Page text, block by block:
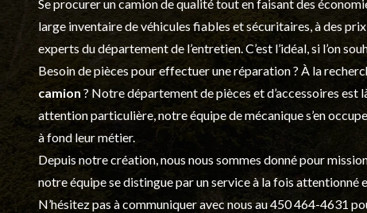
Se procurer un camion de qualité tout en faisant des
large inventaire de véhicules fiables et sécuritaires, à des
experts du département de l’entretien. C’est l’idéal, si l’on
Besoin de pièces pour effectuer une réparation ? À la
camion ? Notre département depièces et d’accessoires est
attention particulière, notre équipe de mécanique s’en
à fond leur métier.
Depuis notre création, nous nous sommes donné pour
notre équipe se distingue par un service à la fois attentionné
N’hésitez pas à communiquer avec nous au450 464-4631